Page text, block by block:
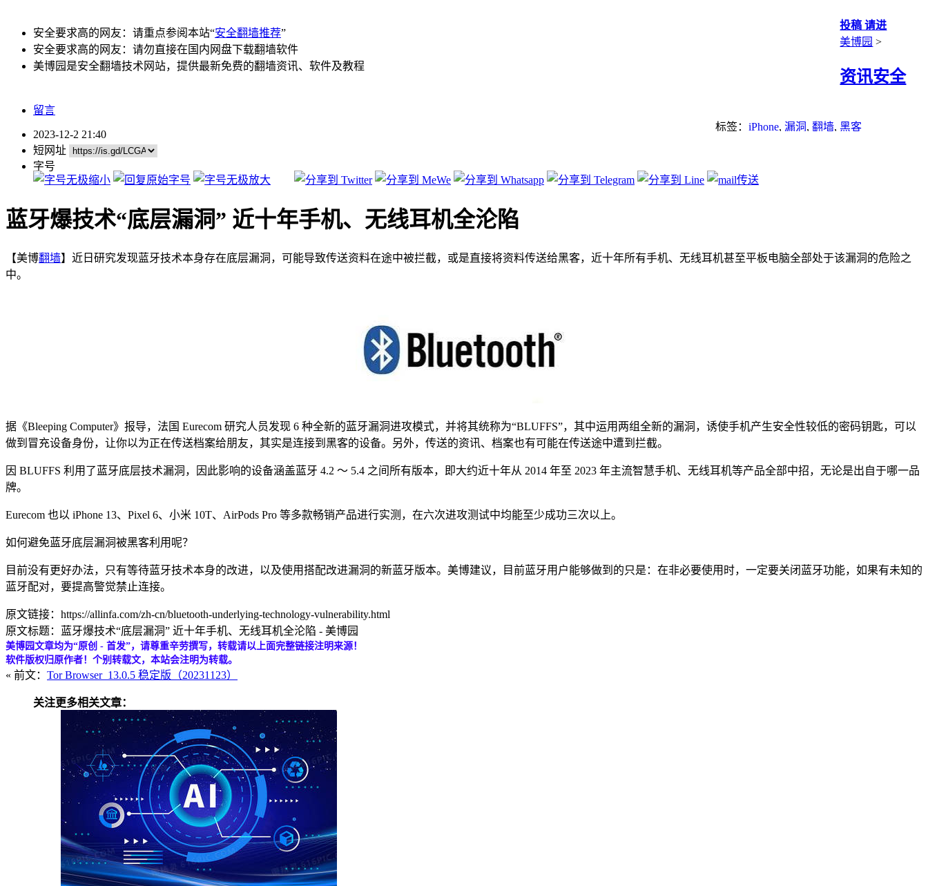
安全要求高的网友：请重点参阅本站“安全翻墙推荐”
安全要求高的网友：请勿直接在国内网盘下载翻墙软件
美博园是安全翻墙技术网站，提供最新免费的翻墙资讯、软件及教程
投稿 请进
美博园 >
资讯安全
留言
标签： iPhone, 漏洞 , 翻墙, 黑客
2023-12-2 21:40
短网址
字号
蓝牙爆技术“底层漏洞” 近十年手机、无线耳机全沦陷
【美博翻墙】近日研究发现蓝牙技术本身存在底层漏洞，可能导致传送资料在途中被拦截，或是直接将资料传送给黑客，近十年所有手机、无线耳机甚至平板电脑全部处于该漏洞的危险之
中。
据《Bleeping Computer》报导，法国 Eurecom 研究人员发现 6 种全新的蓝牙漏洞进攻模式，并将其统称为“BLUFFS”，其中运用两组全新的漏洞，诱使手机产生安全性较低的密码钥匙，可以
做到冒充设备身份，让你以为正在传送档案给朋友，其实是连接到黑客的设备。另外，传送的资讯、档案也有可能在传送途中遭到拦截。
因 BLUFFS 利用了蓝牙底层技术漏洞，因此影响的设备涵盖蓝牙 4.2 ～ 5.4 之间所有版本，即大约近十年从 2014 年至 2023 年主流智慧手机、无线耳机等产品全部中招，无论是出自于哪一品
牌。
Eurecom 也以 iPhone 13、Pixel 6、小米 10T、AirPods Pro 等多款畅销产品进行实测，在六次进攻测试中均能至少成功三次以上。
如何避免蓝牙底层漏洞被黑客利用呢？
目前没有更好办法，只有等待蓝牙技术本身的改进，以及使用搭配改进漏洞的新蓝牙版本。美博建议，目前蓝牙用户能够做到的只是：在非必要使用时，一定要关闭蓝牙功能，如果有未知的
蓝牙配对，要提高警觉禁止连接。
原文链接：https://allinfa.com/zh-cn/bluetooth-underlying-technology-vulnerability.html
原文标题：蓝牙爆技术“底层漏洞” 近十年手机、无线耳机全沦陷 - 美博园
美博园文章均为“原创 - 首发”，请尊重辛劳撰写，转载请以上面完整链接注明来源！
软件版权归原作者！个别转载文，本站会注明为转载。
« 前文： Tor Browser_13.0.5 稳定版（20231123）
关注更多相关文章：